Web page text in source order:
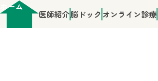
ホーム
医師紹介脳ドック オンライン診療